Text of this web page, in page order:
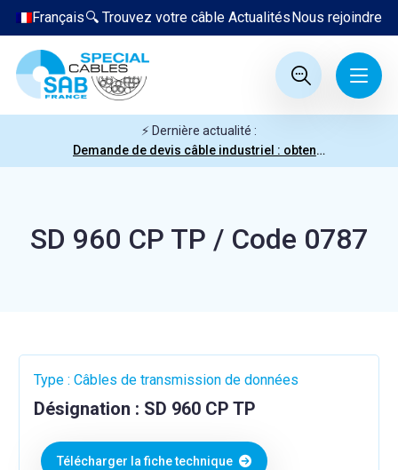
Nous rejoindre
Actualités
🔍 Trouvez votre câble
Français
⚡ Dernière actualité :
Demande de devis câble industriel : obtenez votre prix en quelques clics
SD 960 CP TP / Code 0787
Type : Câbles de transmission de données
Désignation : SD 960 CP TP
Télécharger la fiche technique